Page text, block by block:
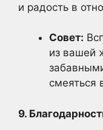
и радость в
Совет:
из вашей
смеяться
9.